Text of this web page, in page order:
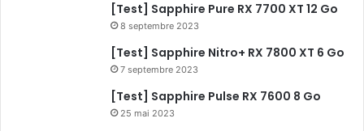
[Test] Sapphire Pure RX 7700 XT 12 Go
8 septembre 2023
[Test] Sapphire Nitro+ RX 7800 XT 6 Go
7 septembre 2023
[Test] Sapphire Pulse RX 7600 8 Go
25 mai 2023